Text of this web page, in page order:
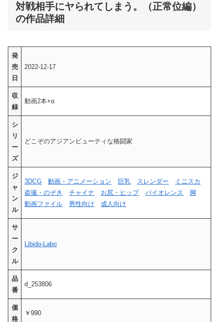
対戦相手にヤられてしまう。（正常位編）
の作品詳細
発
売
日
2022-12-17
収
録
動画2本+α
シ
リ
ー
ズ
どこぞのアジアンビューティな格闘家
ジ
ャ
ン
ル
3DCG 動画・アニメーション 巨乳 スレンダー
ミニスカ
盗撮・のぞき
チャイナ お尻・ヒップ バイオレンス
脚
動画ファイル
男性向け 成人向け
サ
ー
ク
ル
Libido-Labo
品
番
d_253806
価
格
￥990